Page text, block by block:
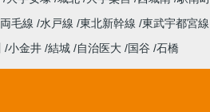
両毛線 水戸線 東北新幹線 東武宇都宮線
小金井 結城 自治医大 国谷 石橋